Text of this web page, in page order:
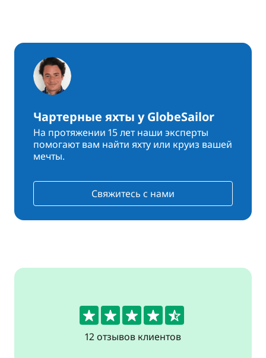
Чартерные яхты у GlobeSailor
На протяжении 15 лет наши эксперты
помогают вам найти яхту или круиз вашей
мечты.
Свяжитесь с нами
4.7
12 отзывов клиентов